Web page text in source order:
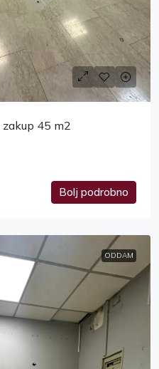
zakup 45 m2
Bolj podrobno
ODDAM